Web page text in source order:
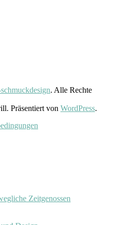
. Alle Rechte
Präsentiert von WordPress.
Zeitgenossen